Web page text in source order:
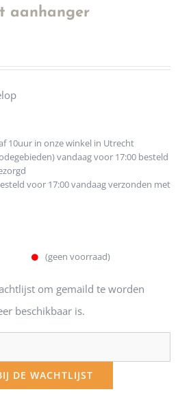
aanhanger
10uur in onze winkel in Utrecht
vandaag voor 17:00 besteld
voor 17:00 vandaag verzonden met
(geen voorraad)
om gemaild te worden
beschikbaar is.
DE WACHTLIJST